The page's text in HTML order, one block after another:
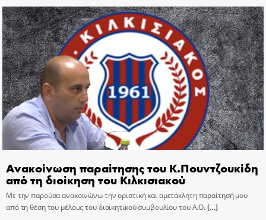
Ανακοίνωση παραίτησης του Κ.Πουντζουκίδη
από τη διοίκηση του Κιλκισιακού
Με την παρούσα ανακοινώνω την οριστική και αμετάκλητη παραίτησή μου
από τη θέση του μέλους του διοικητικού συμβουλίου του Α.Ο.[…]